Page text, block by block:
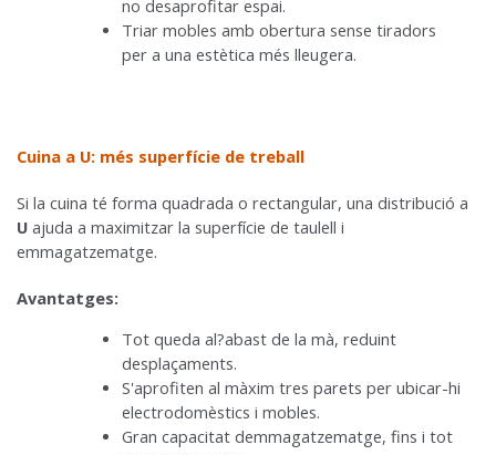
no desaprofitar espai.
Triar mobles amb obertura sense tiradors
per a una estètica més lleugera.
Cuina a U: més superfície de treball
Si la cuina té forma quadrada o rectangular, una distribució a
U ajuda a maximitzar la superfície de taulell i
emmagatzematge.
Avantatges:
Tot queda al?abast de la mà, reduint
desplaçaments.
S'aprofiten al màxim tres parets per ubicar-hi
electrodomèstics i mobles.
Gran capacitat demmagatzematge, fins i tot